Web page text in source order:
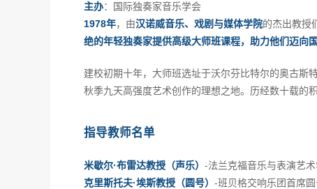
主办：国际独奏家音乐学会
1978年，由汉诺威音乐、戏剧与媒体学院的杰出教授
绝的年轻独奏家提供高级大师班课程，助力他们迈向
建校初期十年，大师班选址于沃尔芬比特尔的奥古斯
秋季九天高强度艺术创作的理想之地。历经数十载的
指导教师名单
米歇尔·布雷达教授（声乐） -法兰克福音乐与表演艺
克里斯托夫·埃斯教授（圆号） -班贝格交响乐团首席